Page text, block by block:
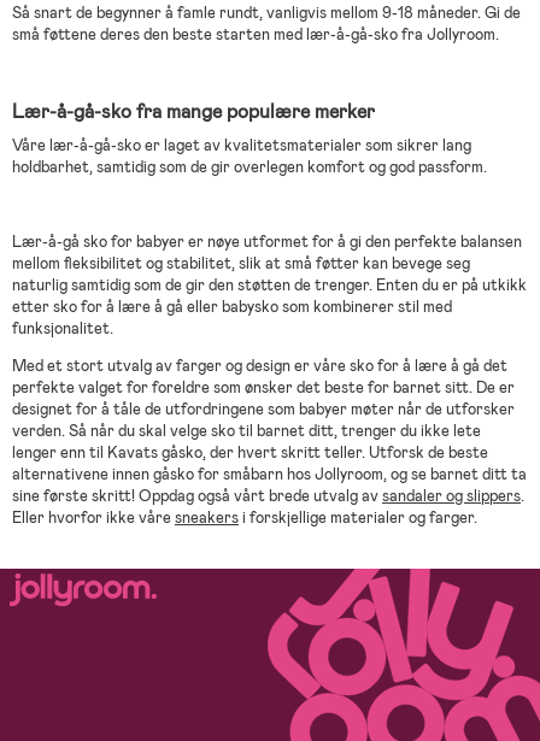
Så snart de begynner å famle rundt, vanligvis mellom 9-18 måneder. Gi de
små føttene deres den beste starten med lær-å-gå-sko fra Jollyroom.
Lær-å-gå-sko fra mange populære merker
Våre lær-å-gå-sko er laget av kvalitetsmaterialer som sikrer lang
holdbarhet, samtidig som de gir overlegen komfort og god passform.
Lær-å-gå sko for babyer er nøye utformet for å gi den perfekte balansen
mellom fleksibilitet og stabilitet, slik at små føtter kan bevege seg
naturlig samtidig som de gir den støtten de trenger. Enten du er på utkikk
etter sko for å lære å gå eller babysko som kombinerer stil med
funksjonalitet.
Med et stort utvalg av farger og design er våre sko for å lære å gå det
perfekte valget for foreldre som ønsker det beste for barnet sitt. De er
designet for å tåle de utfordringene som babyer møter når de utforsker
verden. Så når du skal velge sko til barnet ditt, trenger du ikke lete
lenger enn til Kavats gåsko, der hvert skritt teller. Utforsk de beste
alternativene innen gåsko for småbarn hos Jollyroom, og se barnet ditt ta
sine første skritt! Oppdag også vårt brede utvalg avsandaler og slippers.
Eller hvorfor ikke våresneakersi forskjellige materialer og farger.